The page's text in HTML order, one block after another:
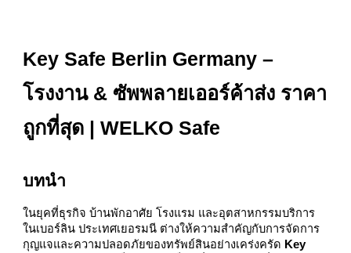
Key Safe Berlin Germany –
โรงงาน & ซัพพลายเออร์ค้าส่ง ราคา
ถูกที่สุด | WELKO Safe
บทนำ
ในยุคที่ธุรกิจ บ้านพักอาศัย โรงแรม และอุตสาหกรรมบริการ
ในเบอร์ลิน ประเทศเยอรมนี ต่างให้ความสำคัญกับการจัดการ
กุญแจและความปลอดภัยของทรัพย์สินอย่างเคร่งครัด Key